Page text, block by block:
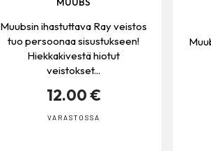
Muubsin ihastuttava Ray veistos
tuo persoonaa sisustukseen!
Hiekkakivestä hiotut
veistokset...
12.00 €
VARASTOSSA